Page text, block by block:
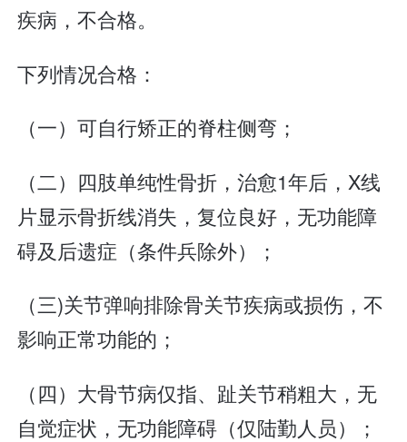
疾病，不合格。
下列情况合格：
（一）可自行矫正的脊柱侧弯；
（二）四肢单纯性骨折，治愈1年后，X线
片显示骨折线消失，复位良好，无功能障
碍及后遗症（条件兵除外）；
（三)关节弹响排除骨关节疾病或损伤，不
影响正常功能的；
（四）大骨节病仅指、趾关节稍粗大，无
自觉症状，无功能障碍（仅陆勤人员）；